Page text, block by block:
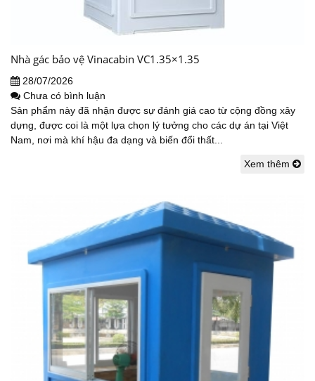
Nhà gác bảo vệ Vinacabin VC1.35×1.35
28/07/2026
Chưa có bình luận
Sản phẩm này đã nhận được sự đánh giá cao từ cộng đồng xây
dựng, được coi là một lựa chọn lý tưởng cho các dự án tại Việt
Nam, nơi mà khí hậu đa dạng và biến đổi thất...
Xem thêm